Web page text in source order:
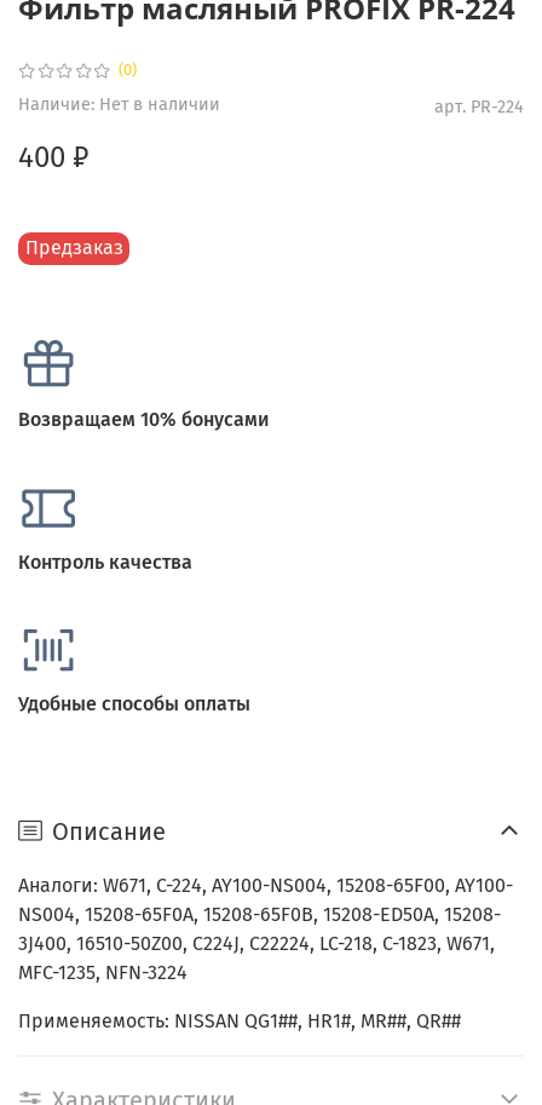
(0)
арт. PR-224
Наличие: Нет в наличии
Предзаказ
400 ₽
Возвращаем 10% бонусами
Контроль качества
Удобные способы оплаты
Описание
Аналоги: W671, C-224, AY100-NS004, 15208-65F00, AY100-
NS004, 15208-65F0A, 15208-65F0B, 15208-ED50A, 15208-
3J400, 16510-50Z00, C224J, C22224, LC-218, C-1823, W671,
MFC-1235, NFN-3224
Применяемость: NISSAN QG1##, HR1#, MR##, QR##